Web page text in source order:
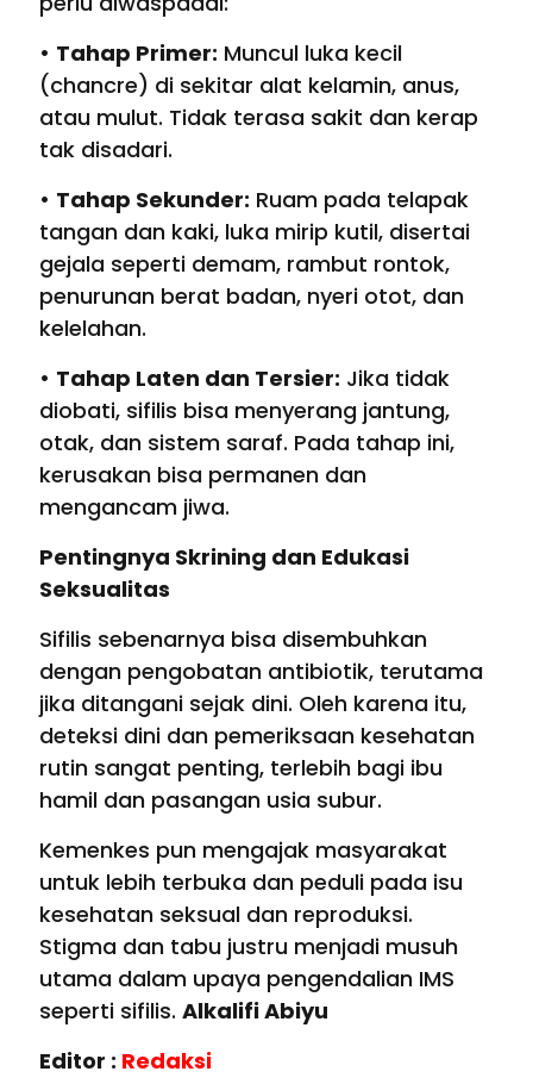
• Tahap Primer: Muncul luka kecil
(chancre) di sekitar alat kelamin, anus,
atau mulut. Tidak terasa sakit dan kerap
tak disadari.
• Tahap Sekunder: Ruam pada telapak
tangan dan kaki, luka mirip kutil, disertai
gejala seperti demam, rambut rontok,
penurunan berat badan, nyeri otot, dan
kelelahan.
• Tahap Laten dan Tersier: Jika tidak
diobati, sifilis bisa menyerang jantung,
otak, dan sistem saraf. Pada tahap ini,
kerusakan bisa permanen dan
mengancam jiwa.
Pentingnya Skrining dan Edukasi
Seksualitas
Sifilis sebenarnya bisa disembuhkan
dengan pengobatan antibiotik, terutama
jika ditangani sejak dini. Oleh karena itu,
deteksi dini dan pemeriksaan kesehatan
rutin sangat penting, terlebih bagi ibu
hamil dan pasangan usia subur.
Kemenkes pun mengajak masyarakat
untuk lebih terbuka dan peduli pada isu
kesehatan seksual dan reproduksi.
Stigma dan tabu justru menjadi musuh
utama dalam upaya pengendalian IMS
seperti sifilis. Alkalifi Abiyu
Editor : Redaksi